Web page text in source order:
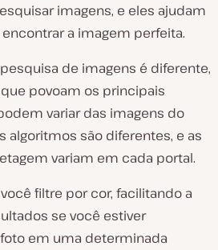
imagens, e eles ajudam
a imagem perfeita.
de imagens é diferente,
povoam os principais
variar das imagens do
algoritmos são diferentes, e as
variam em cada portal.
filtre por cor, facilitando a
se você estiver
em uma determinada